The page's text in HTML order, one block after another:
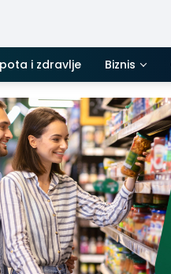
i zdravlje Biznis